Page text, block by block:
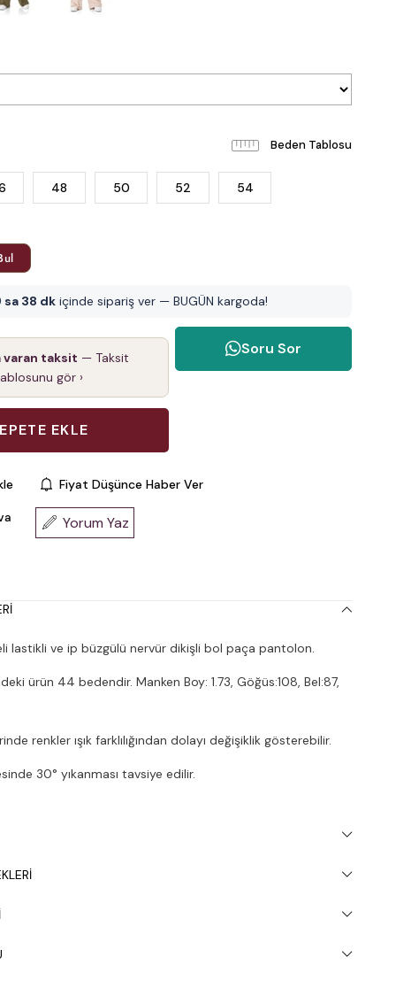
Beden Tablosu
48 50 52 54
sa 38 dkiçinde sipariş ver — BUGÜN kargoda!
varan taksit — Taksit
gör ›
Soru Sor
Fiyat Düşünce Haber Ver
Yorum Yaz
lastikli ve ip büzgülü nervür dikişli bol paça pantolon.
ürün 44 bedendir. Manken Boy: 1.73, Göğüs:108, Bel:87,
renkler ışık farklılığından dolayı değişiklik gösterebilir.
30° yıkanması tavsiye edilir.